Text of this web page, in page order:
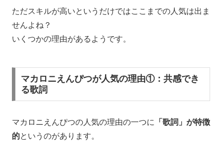
ただスキルが高いというだけではここまでの人気は出ま
せんよね？
いくつかの理由があるようです。
マカロニえんぴつが人気の理由①：共感でき
る歌詞
マカロニえんぴつの人気の理由の一つに
「歌詞」が特徴
的というのがあります。